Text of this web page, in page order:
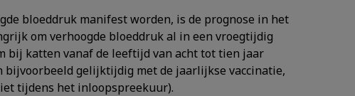
bloeddruk manifest worden, is de prognose in het
om verhoogde bloeddruk al in een vroegtijdig
bij katten vanaf de leeftijd van acht tot tien jaar
gelijktijdig met de jaarlijkse vaccinatie,
tijdens het inloopspreekuur).